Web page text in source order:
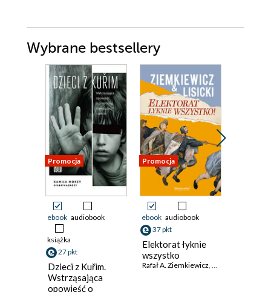
Wybrane bestsellery
Promocja
ebook audiobook
książka
27 pkt
Dzieci z Kuřim.
Wstrząsająca
opowieść o
Promocja
ebook audiobook
37 pkt
Elektorat łyknie
wszystko
Rafał A. Ziemkiewicz, Paweł Lisicki